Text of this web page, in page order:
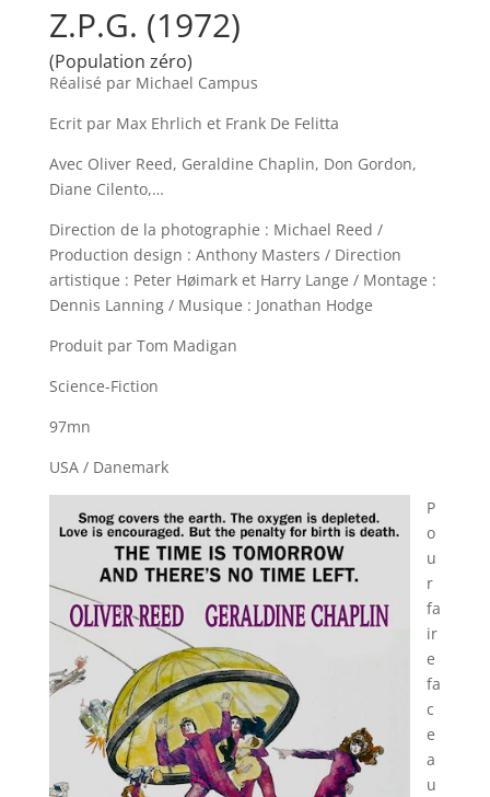
Z.P.G. (1972)
(Population zéro)
Réalisé par Michael Campus
Ecrit par Max Ehrlich et Frank De Felitta
Avec Oliver Reed, Geraldine Chaplin, Don Gordon,
Diane Cilento,…
Direction de la photographie : Michael Reed /
Production design : Anthony Masters / Direction
artistique : Peter Høimark et Harry Lange / Montage :
Dennis Lanning / Musique : Jonathan Hodge
Produit par Tom Madigan
Science-Fiction
97mn
USA / Danemark
P
o
u
r
fa
ir
e
fa
c
e
a
u